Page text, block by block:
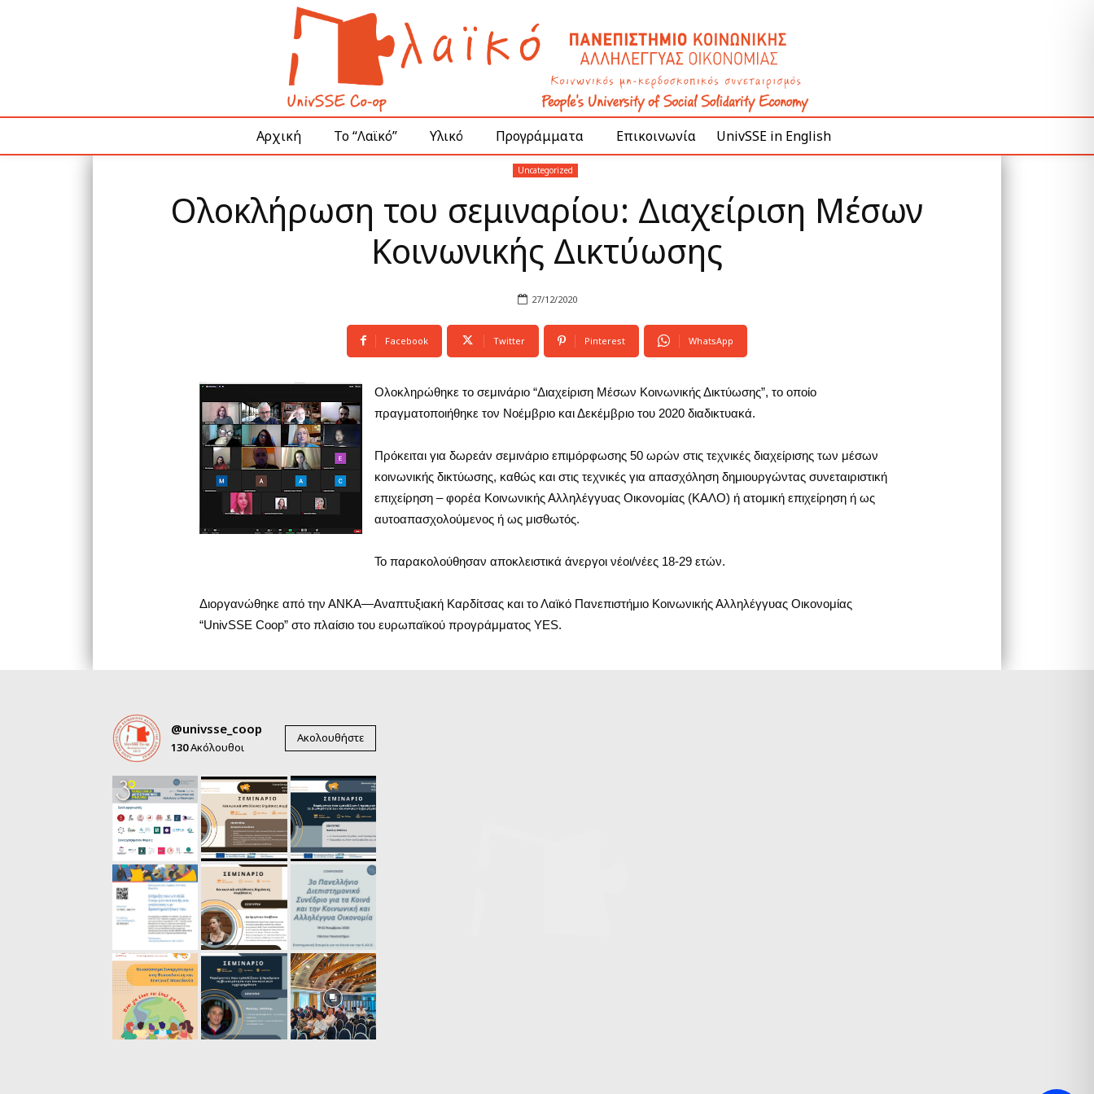
Αρχική Το “Λαϊκό” Υλικό Προγράμματα Επικοινωνία UnivSSE in English
Uncategorized
Ολοκλήρωση του σεμιναρίου: Διαχείριση Μέσων
Κοινωνικής Δικτύωσης
27/12/2020
Facebook Twitter Pinterest WhatsApp
Ολοκληρώθηκε το σεμινάριο “Διαχείριση Μέσων Κοινωνικής Δικτύωσης”, το οποίο
πραγματοποιήθηκε τον Νοέμβριο και Δεκέμβριο του 2020 διαδικτυακά.
Πρόκειται για δωρεάν σεμινάριο επιμόρφωσης 50 ωρών στις τεχνικές διαχείρισης των μέσων
κοινωνικής δικτύωσης, καθώς και στις τεχνικές για απασχόληση δημιουργώντας συνεταιριστική
επιχείρηση – φορέα Κοινωνικής Αλληλέγγυας Οικονομίας (ΚΑΛΟ) ή ατομική επιχείρηση ή ως
αυτοαπασχολούμενος ή ως μισθωτός.
Το παρακολούθησαν αποκλειστικά άνεργοι νέοι/νέες 18-29 ετών.
Διοργανώθηκε από την ΑΝΚΑ—Αναπτυξιακή Καρδίτσας και το Λαϊκό Πανεπιστήμιο Κοινωνικής Αλληλέγγυας Οικονομίας
“UnivSSE Coop” στο πλαίσιο του ευρωπαϊκού προγράμματος YES.
@univsse_coop
130Ακόλουθοι
Ακολουθήστε